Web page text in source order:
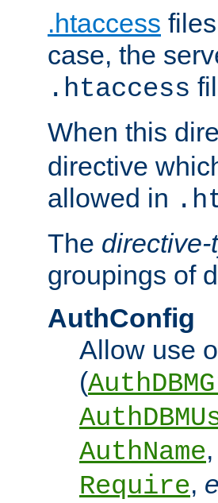
.htaccess
case, the
.htaccess
When this
directive
allowed in
The directive-
groupings of
AuthConfig
Allow use
(
AuthName,
Require,